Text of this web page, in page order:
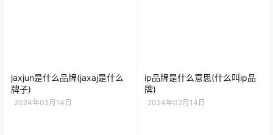
jaxjun是什么品牌(jaxaj是什么
牌子)
2024年02月14日
ip品牌是什么意思(什么叫ip品
牌)
2024年02月14日